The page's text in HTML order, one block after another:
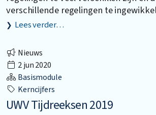
verschillende regelingen te
Lees verder…
Nieuws
2 jun 2020
Basismodule
Kerncijfers
UWV Tijdreeksen 2019